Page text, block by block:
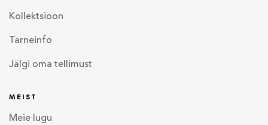
Kollektsioon
Tarneinfo
Jälgi oma tellimust
MEIST
Meie lugu